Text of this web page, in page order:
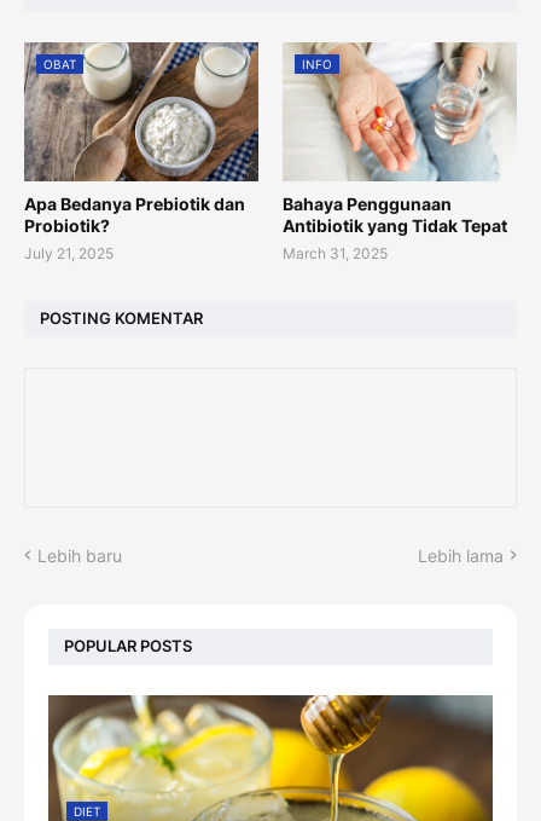
OBAT
Apa Bedanya Prebiotik dan
Probiotik?
July 21, 2025
INFO
Bahaya Penggunaan
Antibiotik yang Tidak Tepat
March 31, 2025
POSTING KOMENTAR
Lebih baru Lebih lama
POPULAR POSTS
DIET